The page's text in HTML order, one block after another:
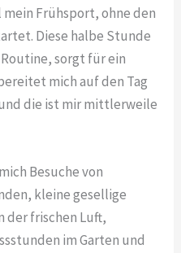
Frühsport, ohne den
Diese halbe Stunde
sorgt für ein
mich auf den Tag
die ist mir mittlerweile
Besuche von
kleine gesellige
der frischen Luft,
im Garten und